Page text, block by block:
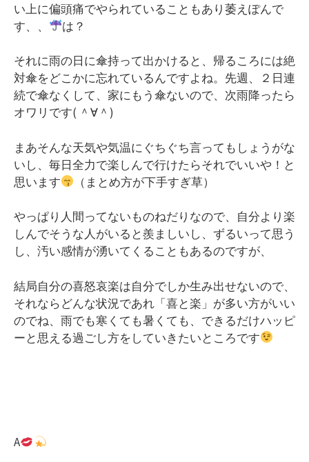
い上に偏頭痛でやられていることもあり萎えぽんで
す、、
は？
それに雨の日に傘持って出かけると、帰るころには絶
対傘をどこかに忘れているんですよね。先週、２日連
続で傘なくして、家にもう傘ないので、次雨降ったら
オワリです( ＾∀＾)
まあそんな天気や気温にぐちぐち言ってもしょうがな
いし、毎日全力で楽しんで行けたらそれでいいや！と
思います
（まとめ方が下手すぎ草）
やっぱり人間ってないものねだりなので、自分より楽
しんでそうな人がいると羨ましいし、ずるいって思う
し、汚い感情が湧いてくることもあるのですが、
結局自分の喜怒哀楽は自分でしか生み出せないので、
それならどんな状況であれ「喜と楽」が多い方がいい
のでね、雨でも寒くても暑くても、できるだけハッピ
ーと思える過ごし方をしていきたいところです
A